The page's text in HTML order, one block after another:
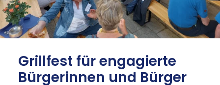
©
Grill­fest für en­ga­gier­te
Bür­ge­rin­nen und Bür­ger